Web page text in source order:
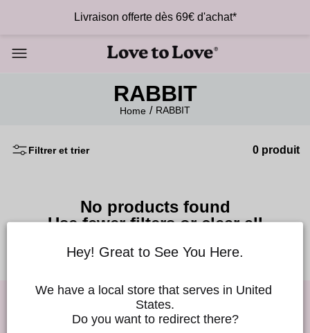
Livraison offerte dès 69€ d'achat*
RABBIT
Home RABBIT
Filtrer et trier 0 produit
No products found
Use fewer filters orclear all
Good Vibes !
Hey! Great to See You Here.
We have a local store that serves in United
States.
Do you want to redirect there?